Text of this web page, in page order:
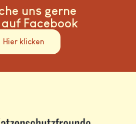
uns gerne
Facebook
Hier klicken